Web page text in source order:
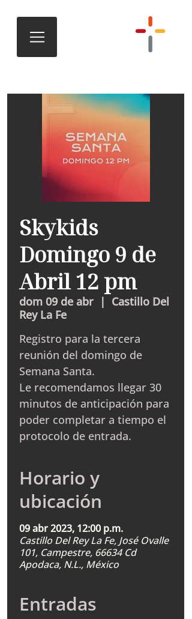
Skykids
Domingo 9 de
Abril 12 pm
dom 09 de abr
  |
Castillo Del
Rey La Fe
Registro para la tercera
reunión del domingo de
Semana Santa.
Le recomendamos llegar 30
minutos de anticipación para
poder completar a tiempo el
protocolo de entrada.
Horario y
ubicación
09 abr 2023, 12:00 p.m.
Castillo Del Rey La Fe, José Ovalle
101, Campestre, 66634 Cd
Apodaca, N.L., México
Entradas